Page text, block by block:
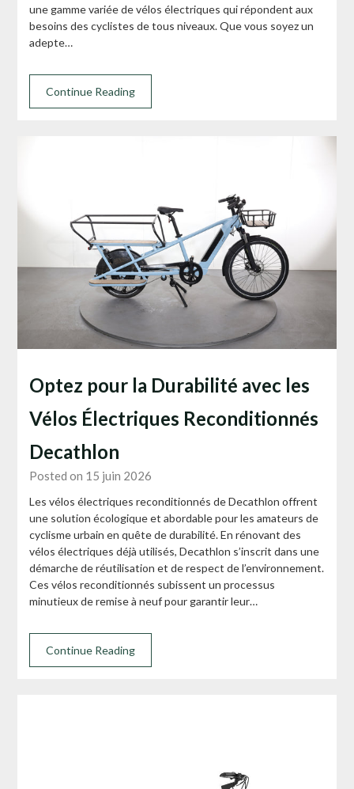
une gamme variée de vélos électriques qui répondent aux
besoins des cyclistes de tous niveaux. Que vous soyez un
adepte…
Continue Reading
Optez pour la Durabilité avec les
Vélos Électriques Reconditionnés
Decathlon
Posted on 15 juin 2026
Les vélos électriques reconditionnés de Decathlon offrent
une solution écologique et abordable pour les amateurs de
cyclisme urbain en quête de durabilité. En rénovant des
vélos électriques déjà utilisés, Decathlon s’inscrit dans une
démarche de réutilisation et de respect de l’environnement.
Ces vélos reconditionnés subissent un processus
minutieux de remise à neuf pour garantir leur…
Continue Reading